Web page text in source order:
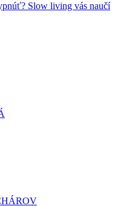
Slow living vás naučí